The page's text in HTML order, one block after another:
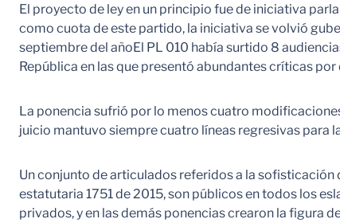
El proyecto de ley en un principio fue de iniciativa
como cuota de este partido, la iniciativa se volvió
septiembre del añoEl PL 010 había surtido 8
República en las que presentó abundantes críticas
La ponencia sufrió por lo menos cuatro
juicio mantuvo siempre cuatro líneas regresivas para
Un conjunto de articulados referidos a la sofisticación
estatutaria 1751 de 2015, son públicos en todos los
privados, y en las demás ponencias crearon la figura